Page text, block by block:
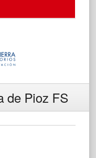
Pioz FS